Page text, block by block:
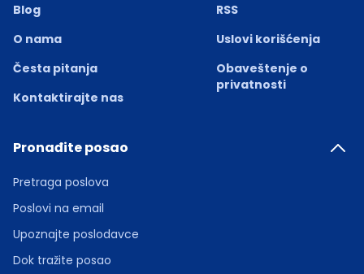
Blog
O nama
Česta pitanja
Kontaktirajte nas
RSS
Uslovi korišćenja
Obaveštenje o
privatnosti
Pronađite posao
Pretraga poslova
Poslovi na email
Upoznajte poslodavce
Dok tražite posao